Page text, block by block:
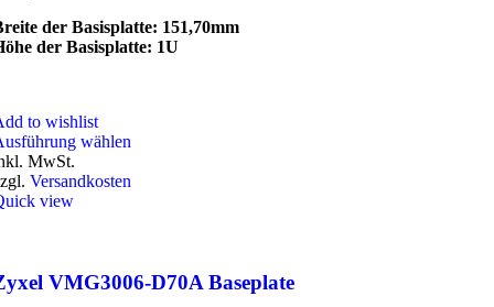
der Basisplatte: 151,70mm
der Basisplatte: 1U
to wishlist
wählen
Optionen
MwSt.
Versandkosten
view
VMG3006-D70A Baseplate